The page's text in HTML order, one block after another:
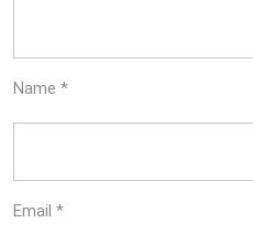
Name *
Email *